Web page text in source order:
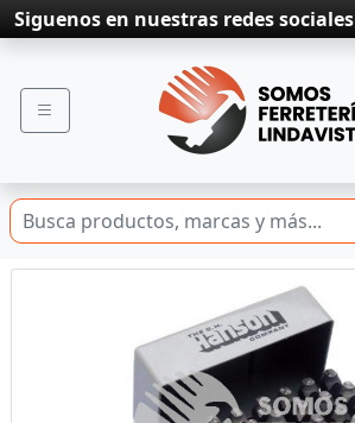
Siguenos en nuestras redes sociales